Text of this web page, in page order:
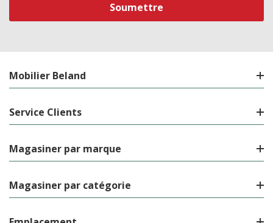
Mobilier Beland
Service Clients
Magasiner par marque
Magasiner par catégorie